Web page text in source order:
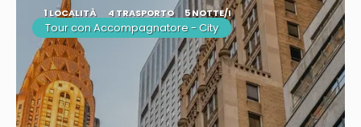
1 LOCALITÀ 4 TRASPORTO 5 NOTTE/I
Tour con Accompagnatore - City